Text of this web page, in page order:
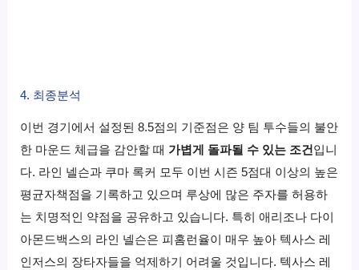
4. 최종분석
이번 경기에서 설정된 8.5점의 기준점은 양 팀 투수들의 불안
한 마운드 체급을 감안할 때 가볍게 돌파될 수 있는 조건 입니
다. 라인 넬슨과 쿠마 록커 모두 이번 시즌 5점대 이상의 높은
평균자책점을 기록하고 있으며 루상에 많은 주자를 허용하
는 치명적인 약점을 공유하고 있습니다. 특히 애리조나 다이
아몬드백스의 라인 넬슨은 피홈런율이 매우 높아 텍사스 레
인저스의 장타자들을 억제하기 어려울 것입니다. 텍사스 레